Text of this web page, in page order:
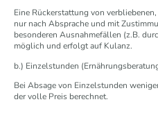
Eine Rückerstattung von
nur nach Absprache und mit
besonderen Ausnahmefällen (z.B.
möglich und erfolgt auf Kulanz.
b.) Einzelstunden
Bei Absage von Einzelstunden
der volle Preis berechnet.